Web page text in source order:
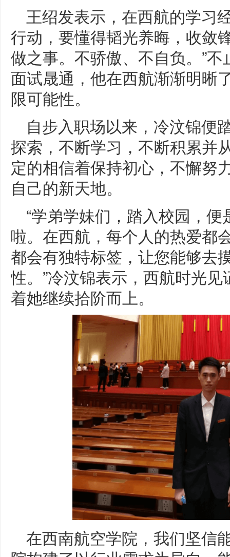
王绍发表示，在西航的学习
行动，要懂得韬光养晦，收敛
做之事。不骄傲、不自负。”
面试晟通，他在西航渐渐明晰
限可能性。
自步入职场以来，冷汶锦便
探索，不断学习，不断积累并
定的相信着保持初心，不懈努
自己的新天地。
“学弟学妹们，踏入校园，
啦。在西航，每个人的热爱都
都会有独特标签，让您能够去
性。”冷汶锦表示，西航时光
着她继续拾阶而上。
在西南航空学院，我们坚信